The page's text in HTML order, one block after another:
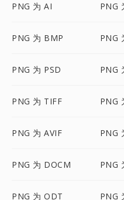
PNG 为 AI PNG
PNG 为 BMP PNG
PNG 为 PSD PNG
PNG 为 TIFF PNG
PNG 为 AVIF PNG
PNG 为 DOCM PNG
PNG 为 ODT PNG